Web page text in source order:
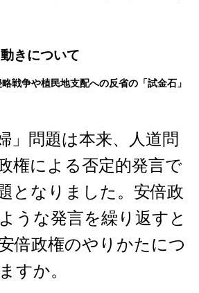
きについて
戦争や植民地支配への反省の「試金石」
問題は本来、人道問
権による否定的発言で
となりました。安倍政
うな発言を繰り返すと
倍政権のやりかたにつ
すか。